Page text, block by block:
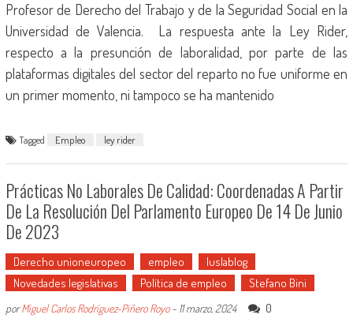
Profesor de Derecho del Trabajo y de la Seguridad Social en la
Universidad de Valencia. La respuesta ante la Ley Rider,
respecto a la presunción de laboralidad, por parte de las
plataformas digitales del sector del reparto no fue uniforme en
un primer momento, ni tampoco se ha mantenido
Tagged Empleo ley rider
Prácticas No Laborales De Calidad: Coordenadas A Partir
De La Resolución Del Parlamento Europeo De 14 De Junio
De 2023
Derecho unioneuropeo empleo
Iuslablog
Novedades legislativas
Política de empleo Stefano Bini
porMiguel Carlos Rodríguez-Piñero Royo- 11 marzo, 2024 0